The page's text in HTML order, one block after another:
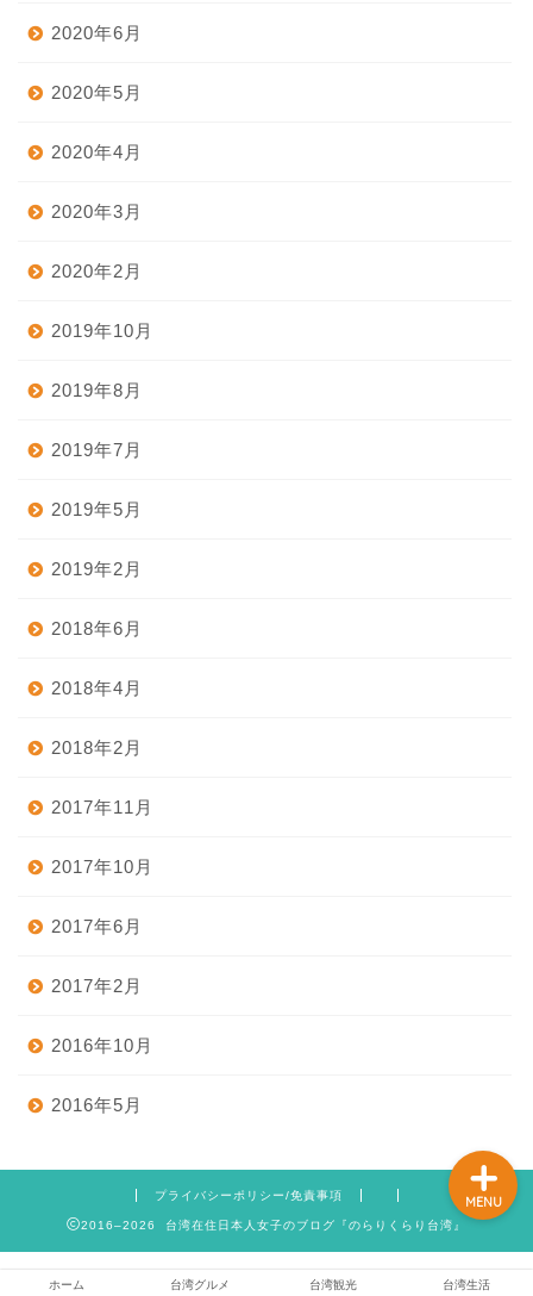
2020年6月
2020年5月
2020年4月
2020年3月
2020年2月
2019年10月
2019年8月
2019年7月
2019年5月
2019年2月
2018年6月
2018年4月
2018年2月
2017年11月
2017年10月
2017年6月
2017年2月
2016年10月
2016年5月
プライバシーポリシー/免責事項
2016–2026 台湾在住日本人女子のブログ『のらりくらり台湾』
ホーム 台湾グルメ 台湾観光 台湾生活
MENU